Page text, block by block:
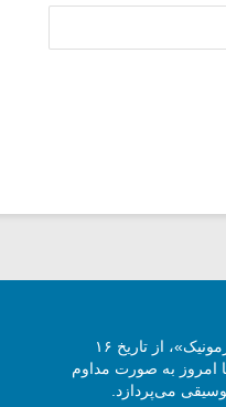
مجله آنلاین موسیقی «گفتگوی هارمونیک»، از تاریخ ۱۶
کرد و تا امروز به صورت مداوم
می‌پردازد.